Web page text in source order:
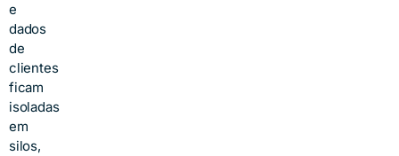
e
dados
de
clientes
ficam
isoladas
em
silos,